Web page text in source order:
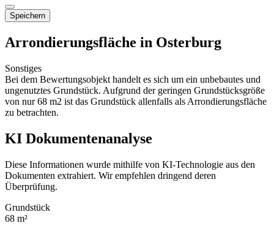
Speichern
Arrondierungsfläche in Osterburg
Sonstiges
Bei dem Bewertungsobjekt handelt es sich um ein unbebautes und
ungenutztes Grundstück. Aufgrund der geringen Grundstücksgröße
von nur 68 m2 ist das Grundstück allenfalls als Arrondierungsfläche
zu betrachten.
KI Dokumentenanalyse
Diese Informationen wurde mithilfe von KI-Technologie aus den
Dokumenten extrahiert. Wir empfehlen dringend deren
Überprüfung.
Grundstück
68 m²